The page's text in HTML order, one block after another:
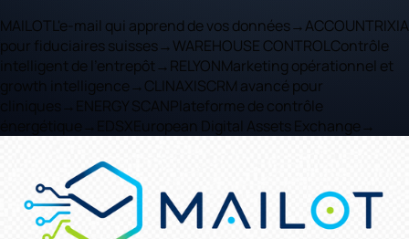
MAILOT L'e-mail qui apprend de vos données→ACCOUNTRIXIA
pour fiduciaires suisses→ WAREHOUSE CONTROLContrôle
intelligent de l'entrepôt→ RELYONMarketing opérationnel et
growth intelligence→ CLINAXISCRM avancé pour
cliniques → ENERGY SCANPlateforme de contrôle
énergétique → EDSXEuropean Digital Assets Exchange →